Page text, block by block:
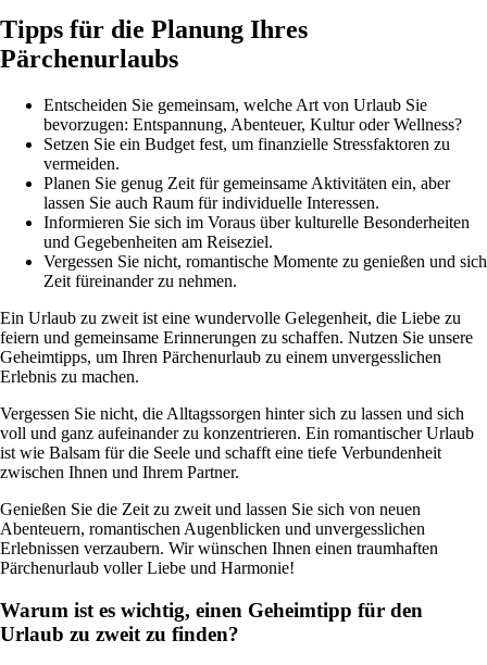
Tipps für die Planung Ihres
Pärchenurlaubs
Entscheiden Sie gemeinsam, welche Art von Urlaub Sie
bevorzugen: Entspannung, Abenteuer, Kultur oder Wellness?
Setzen Sie ein Budget fest, um finanzielle Stressfaktoren zu
vermeiden.
Planen Sie genug Zeit für gemeinsame Aktivitäten ein, aber
lassen Sie auch Raum für individuelle Interessen.
Informieren Sie sich im Voraus über kulturelle Besonderheiten
und Gegebenheiten am Reiseziel.
Vergessen Sie nicht, romantische Momente zu genießen und sich
Zeit füreinander zu nehmen.
Ein Urlaub zu zweit ist eine wundervolle Gelegenheit, die Liebe zu
feiern und gemeinsame Erinnerungen zu schaffen. Nutzen Sie unsere
Geheimtipps, um Ihren Pärchenurlaub zu einem unvergesslichen
Erlebnis zu machen.
Vergessen Sie nicht, die Alltagssorgen hinter sich zu lassen und sich
voll und ganz aufeinander zu konzentrieren. Ein romantischer Urlaub
ist wie Balsam für die Seele und schafft eine tiefe Verbundenheit
zwischen Ihnen und Ihrem Partner.
Genießen Sie die Zeit zu zweit und lassen Sie sich von neuen
Abenteuern, romantischen Augenblicken und unvergesslichen
Erlebnissen verzaubern. Wir wünschen Ihnen einen traumhaften
Pärchenurlaub voller Liebe und Harmonie!
Warum ist es wichtig, einen Geheimtipp für den
Urlaub zu zweit zu finden?